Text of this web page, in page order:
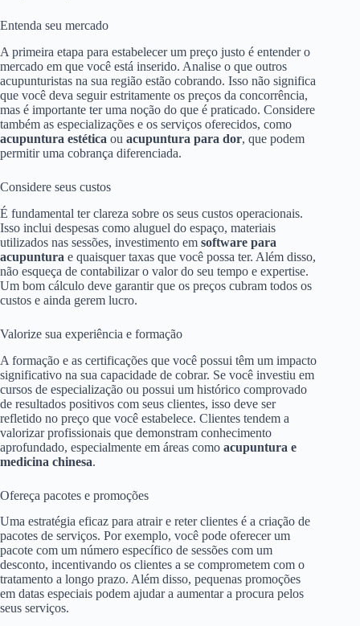
Entenda seu mercado
A primeira etapa para estabelecer um preço justo é entender o
mercado em que você está inserido. Analise o que outros
acupunturistas na sua região estão cobrando. Isso não significa
que você deva seguir estritamente os preços da concorrência,
mas é importante ter uma noção do que é praticado. Considere
também as especializações e os serviços oferecidos, como
acupuntura estética ou acupuntura para dor, que podem
permitir uma cobrança diferenciada.
Considere seus custos
É fundamental ter clareza sobre os seus custos operacionais.
Isso inclui despesas como aluguel do espaço, materiais
utilizados nas sessões, investimento em software para
acupuntura e quaisquer taxas que você possa ter. Além disso,
não esqueça de contabilizar o valor do seu tempo e expertise.
Um bom cálculo deve garantir que os preços cubram todos os
custos e ainda gerem lucro.
Valorize sua experiência e formação
A formação e as certificações que você possui têm um impacto
significativo na sua capacidade de cobrar. Se você investiu em
cursos de especialização ou possui um histórico comprovado
de resultados positivos com seus clientes, isso deve ser
refletido no preço que você estabelece. Clientes tendem a
valorizar profissionais que demonstram conhecimento
aprofundado, especialmente em áreas como acupuntura e
medicina chinesa.
Ofereça pacotes e promoções
Uma estratégia eficaz para atrair e reter clientes é a criação de
pacotes de serviços. Por exemplo, você pode oferecer um
pacote com um número específico de sessões com um
desconto, incentivando os clientes a se comprometem com o
tratamento a longo prazo. Além disso, pequenas promoções
em datas especiais podem ajudar a aumentar a procura pelos
seus serviços.